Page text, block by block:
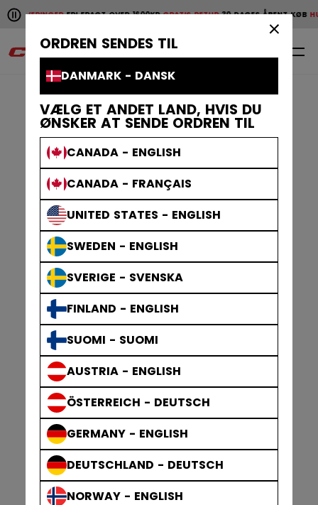
ORDREN SENDES TIL
DANMARK - DANSK
VÆLG ET ANDET LAND, HVIS DU
ØNSKER AT SENDE ORDREN TIL
CANADA - ENGLISH
CANADA - FRANÇAIS
UNITED STATES - ENGLISH
SWEDEN - ENGLISH
SVERIGE - SVENSKA
FINLAND - ENGLISH
SUOMI - SUOMI
AUSTRIA - ENGLISH
ÖSTERREICH - DEUTSCH
GERMANY - ENGLISH
DEUTSCHLAND - DEUTSCH
NORWAY - ENGLISH
Pause the horizontal scroll animation.
FRI FRAGT OVER 1600KRGRATIS RETUR30 DAGES ÅBENT KØBHURTIGE
Hurtige leveringer Gratis retur 30